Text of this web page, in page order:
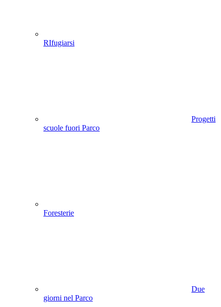
RIfugiarsi
Progetti
scuole fuori Parco
Foresterie
Due
giorni nel Parco